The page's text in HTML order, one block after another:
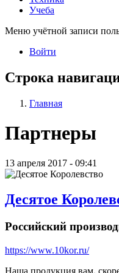
Учеба
Меню учётной записи
Войти
Строка
Главная
Партнеры
13 апреля 2017 - 09:41
Десятое
Российский
https://www.10kor.ru/
Наша продукция вам,